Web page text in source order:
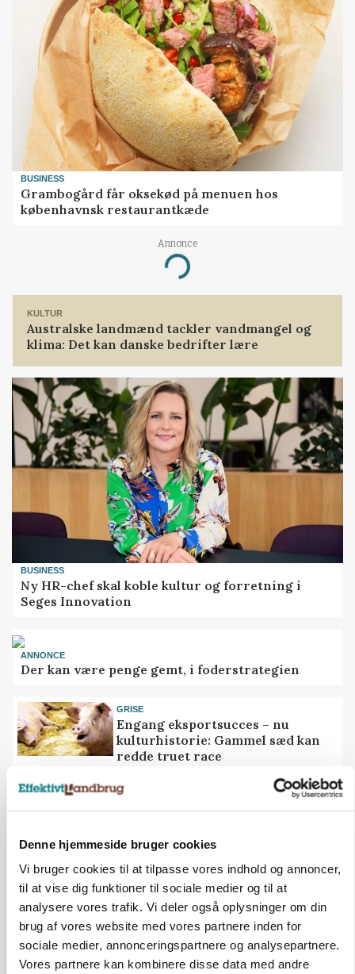
Denne hjemmeside bruger cookies
Vi bruger cookies til at tilpasse vores indhold og annoncer,
til at vise dig funktioner til sociale medier og til at
analysere vores trafik. Vi deler også oplysninger om din
brug af vores website med vores partnere inden for
sociale medier, annonceringspartnere og analysepartnere.
Vores partnere kan kombinere disse data med andre
BUSINESS
Grambogård får oksekød på menuen hos
københavnsk restaurantkæde
Annonce
Loading...
KULTUR
Australske landmænd tackler vandmangel og
klima: Det kan danske bedrifter lære
BUSINESS
Ny HR-chef skal koble kultur og forretning i
Seges Innovation
ANNONCE
Der kan være penge gemt, i foderstrategien
GRISE
Engang eksportsucces – nu
kulturhistorie: Gammel sæd kan
redde truet race
ARRANGEMENT
Markvandring sætter fokus på
MEST LÆSTE SENESTE NYT
ULVE
Landmand vågnede ved lyden af skrigende kvier:
Ulven stod på foderbordet